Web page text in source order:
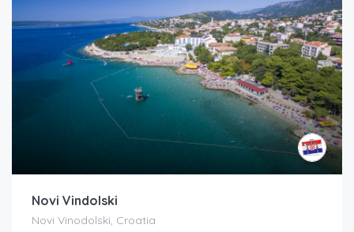
Novi Vindolski
Novi Vinodolski, Croatia